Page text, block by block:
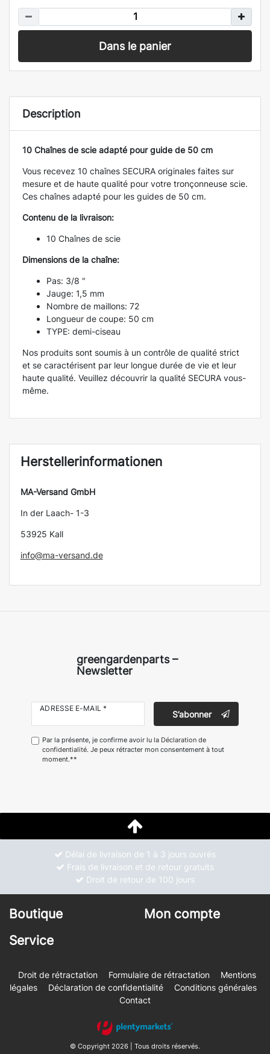
Dans le panier
Description
10 Chaînes de scie adapté pour guide de 50 cm
Vous recevez 10 chaînes SECURA originales faites sur
mesure et de haute qualité pour votre tronçonneuse scie.
Ces chaînes adapté pour les guides de 50 cm.
Contenu de la livraison:
10 Chaînes de scie
Dimensions de la chaîne:
Pas: 3/8 "
Jauge: 1,5 mm
Nombre de maillons: 72
Longueur de coupe: 50 cm
TYPE: demi-ciseau
Nos produits sont soumis à un contrôle de qualité strict
et se caractérisent par leur longue durée de vie et leur
haute qualité. Veuillez découvrir la qualité SECURA vous-
même.
Herstellerinformationen
MA-Versand GmbH
In der Laach- 1-3
53925 Kall
info@ma-versand.de
greengardenparts –
Newsletter
ADRESSE E-MAIL *
S’abonner
Par la présente, je confirme avoir lu la Déclaration de
confidentialité. Je peux rétracter mon consentement à tout
moment.**
Délai de livraison de 1 à 3 jours ouvrés
Frais de livraison et de retour gratuits
Droit de retour de 100 jours
Boutique
Mon compte
Service
Droit de rétractation Formulaire de rétractation
Mentions
légales
Déclaration de confidentialité
Conditions générales
Contact
© Copyright 2026 | Tous droits réservés.